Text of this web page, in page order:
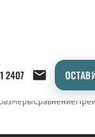
2407
Сравнение